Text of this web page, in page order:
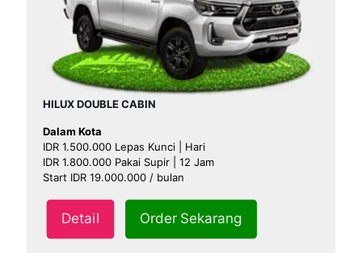
HILUX DOUBLE CABIN
Dalam Kota
IDR 1.500.000 Lepas Kunci | Hari
IDR 1.800.000 Pakai Supir | 12 Jam
Start IDR 19.000.000 / bulan
Detail Order Sekarang